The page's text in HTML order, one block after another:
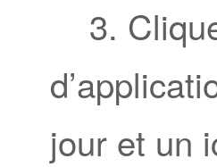
3.
jour et un